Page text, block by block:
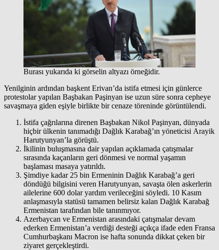
Burası yukarıda ki görselin altyazı örneğidir.
Yenilginin ardından başkent Erivan’da istifa etmesi için günlerce
protestolar yapılan Başbakan Paşinyan ise uzun süre sonra cepheye
savaşmaya giden eşiyle birlikte bir cenaze töreninde görüntülendi.
İstifa çağrılarına direnen Başbakan Nikol Paşinyan, dünyada
hiçbir ülkenin tanımadığı Dağlık Karabağ’ın yöneticisi Arayik
Harutyunyan’la görüştü.
İkilinin buluşmasına dair yapılan açıklamada çatışmalar
sırasında kaçanların geri dönmesi ve normal yaşamın
başlaması masaya yatırıldı.
Şimdiye kadar 25 bin Ermeninin Dağlık Karabağ’a geri
döndüğü bilgisini veren Harutyunyan, savaşta ölen askerlerin
ailelerine 600 dolar yardım verileceğini söyledi. 10 Kasım
anlaşmasıyla statüsü tamamen belirsiz kalan Dağlık Karabağ
Ermenistan tarafından bile tanınmıyor.
Azerbaycan ve Ermenistan arasındaki çatışmalar devam
ederken Ermenistan’a verdiği desteği açıkça ifade eden Fransa
Cumhurbaşkanı Macron ise hafta sonunda dikkat çeken bir
ziyaret gerçekleştirdi.